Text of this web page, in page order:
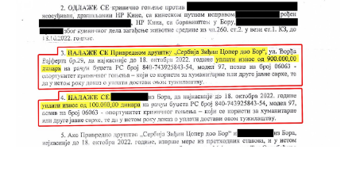
Video